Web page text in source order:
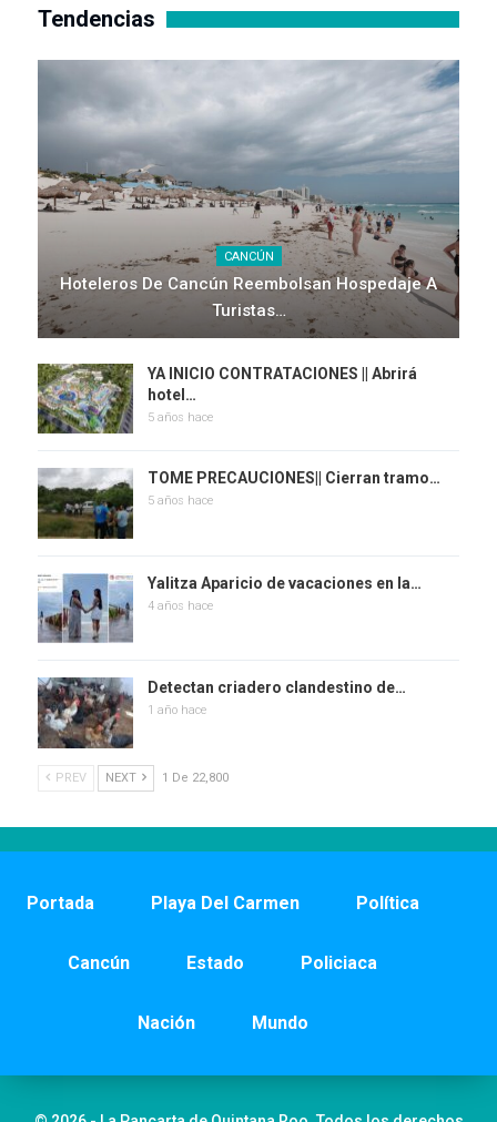
Tendencias
CANCÚN
Hoteleros De Cancún Reembolsan Hospedaje A
Turistas…
YA INICIO CONTRATACIONES || Abrirá
hotel…
5 años hace
TOME PRECAUCIONES|| Cierran tramo…
5 años hace
Yalitza Aparicio de vacaciones en la…
4 años hace
Detectan criadero clandestino de…
1 año hace
PREV NEXT 1 De 22,800
Portada Playa Del Carmen Política
Cancún Estado Policiaca
Nación Mundo